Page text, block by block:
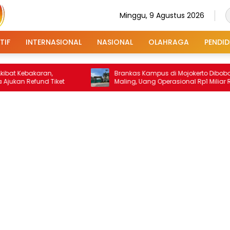
Minggu, 9 Agustus 2026
INTERNASIONAL NASIONAL OLAHRAGA
Tiket
Brankas Kampus di Mojokerto Dibobol
Maling, Uang Operasional Rp1 Miliar Raib